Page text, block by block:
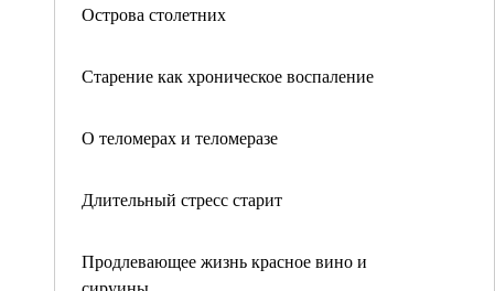
Острова столетних
Старение как хроническое воспаление
О теломерах и теломеразе
Длительный стресс старит
Продлевающее жизнь красное вино и